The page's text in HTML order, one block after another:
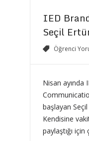
IED
Seçil
Öğrenci
Nisan ayında
başlayan Seçil
Kendisine
paylaştığı için